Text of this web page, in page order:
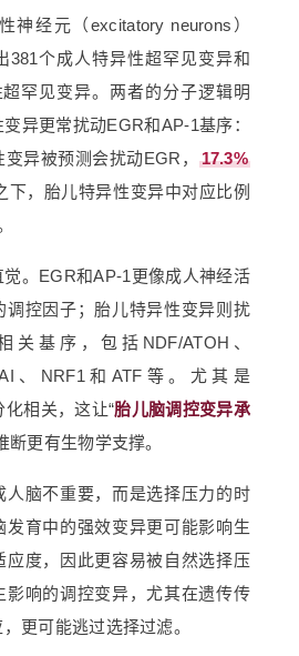
神经元（excitatory neurons）
381个成人特异性超罕见变异和
罕见变异。两者的分子逻辑明
异更常扰动EGR和AP-1基序：
异被预测会扰动EGR，
17.3%
下，胎儿特异性变异中对应比例
。EGR和AP-1更像成人神经活
调控因子；胎儿特异性变异则扰
基序，包括NDF/ATOH、
、NRF1和ATF等。尤其是
相关，这让“胎儿脑调控变异承
断更有生物学支撑。
人脑不重要，而是选择压力的时
发育中的强效变异更可能影响生
应度，因此更容易被自然选择压
影响的调控变异，尤其在遗传传
更可能逃过选择过滤。